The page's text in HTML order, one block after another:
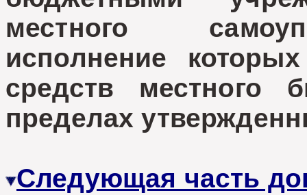
местного
исполнение
средств местного
пределах
Следующая часть